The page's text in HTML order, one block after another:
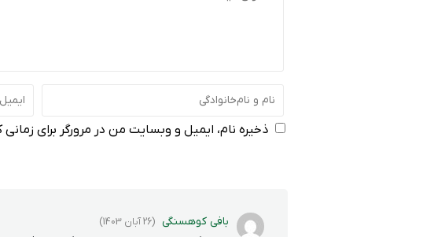
ذخیره نام، ایمیل و وبسایت من در مرورگر برای
بافی کوهسنگی (26 آبان 1403)